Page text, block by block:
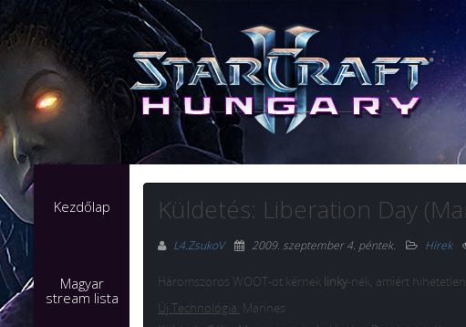
Kezdőlap
Magyar
stream lista
Küldetés: Liberation Day
L4.ZsukoV 2009. szeptember 4. péntek. Hírek
Háromszoros WOOT-ot kérnek linky-nek, amiért
Új Technológia: Marines